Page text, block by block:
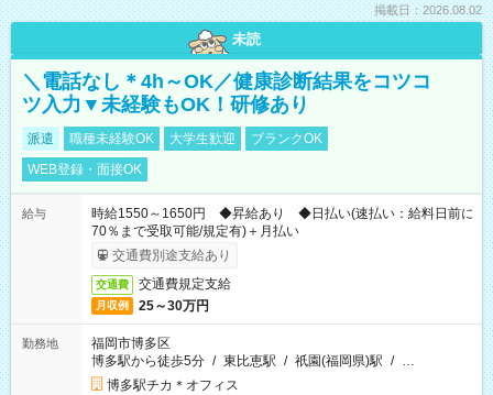
掲載日：2026.08.02
未読
＼電話なし＊4h～OK／健康診断結果をコツコ
ツ入力▼未経験もOK！研修あり
派遣 職種未経験OK 大学生歓迎
ブランクOK
WEB登録・面接OK
給与
時給1550～1650円 ◆昇給あり ◆日払い(速払い：給料日前に
70％まで受取可能/規定有)＋月払い
交通費別途支給あり
交通費 交通費規定支給
月収例 25～30万円
勤務地
福岡市博多区
博多駅から徒歩5分 / 東比恵駅 / 祇園(福岡県)駅 / …
博多駅チカ＊オフィス